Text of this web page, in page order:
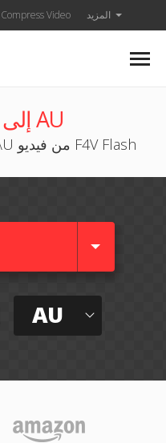
Compress Video المزيد
محوّل F4V إلى AU
استخرج صوت Sun/NeXT AU من فيديو F4V Flash
AU